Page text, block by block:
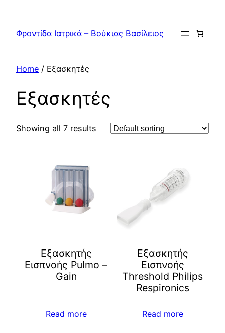
content
Φροντίδα Ιατρικά – Βούκιας Βασίλειος
Home / Εξασκητές
Εξασκητές
Showing all 7 results
Εξασκητής
Εισπνοής Pulmo –
Gain
Read more
Εξασκητής
Εισπνοής
Threshold Philips
Respironics
Read more